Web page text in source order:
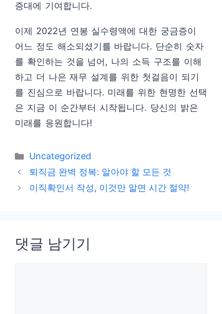
증대에 기여합니다.
이제 2022년 연봉 실수령액에 대한 궁금증이
어느 정도 해소되셨기를 바랍니다. 단순히 숫자
를 확인하는 것을 넘어, 나의 소득 구조를 이해
하고 더 나은 재무 설계를 위한 첫걸음이 되기
를 진심으로 바랍니다. 미래를 위한 현명한 선택
은 지금 이 순간부터 시작됩니다. 당신의 밝은
미래를 응원합니다!
카
테
고
리
Uncategorized
퇴직금 완벽 정복: 알아야 할 모든 것
이직확인서 작성, 이것만 알면 시간 절약!
댓글 남기기